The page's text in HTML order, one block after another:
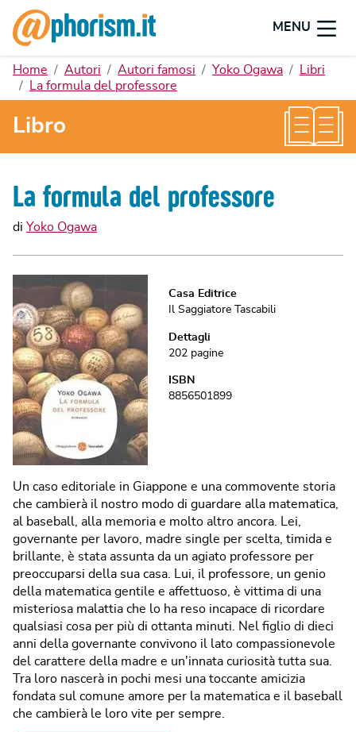
MENU
Home Autori Autori famosi Yoko Ogawa
Libri
La formula del professore
Libro
La formula del professore
di Yoko Ogawa
Un caso editoriale in Giappone e una commovente storia
che cambierà il nostro modo di guardare alla matematica,
al baseball, alla memoria e molto altro ancora. Lei,
governante per lavoro, madre single per scelta, timida e
brillante, è stata assunta da un agiato professore per
preoccuparsi della sua casa. Lui, il professore, un genio
della matematica gentile e affettuoso, è vittima di una
misteriosa malattia che lo ha reso incapace di ricordare
qualsiasi cosa per più di ottanta minuti. Nel figlio di dieci
anni della governante convivono il lato compassionevole
del carattere della madre e un'innata curiosità tutta sua.
Tra loro nascerà in pochi mesi una toccante amicizia
fondata sul comune amore per la matematica e il baseball
che cambierà le loro vite per sempre.
Casa Editrice
Il Saggiatore Tascabili
Dettagli
202 pagine
ISBN
8856501899